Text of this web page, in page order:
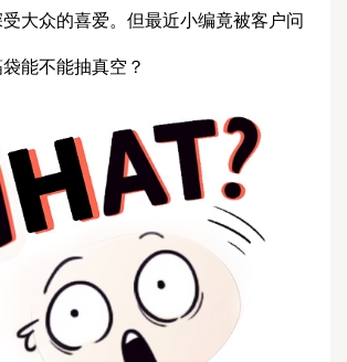
大众的喜爱。但最近小编竟被客户问
能不能抽真空？